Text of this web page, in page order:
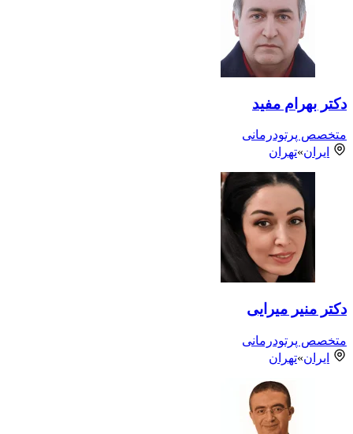
دکتر بهرام مفید
متخصص پرتودرمانی
ایران»تهران
دکتر منیر میرایی
متخصص پرتودرمانی
ایران»تهران